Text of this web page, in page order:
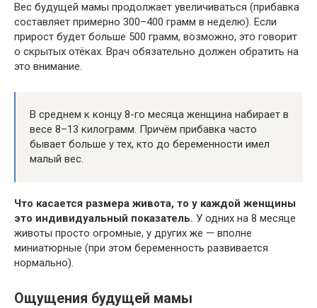
Вес будущей мамы продолжает увеличиваться (прибавка
составляет примерно 300–400 грамм в неделю). Если
прирост будет больше 500 грамм, возможно, это говорит
о скрытых отёках. Врач обязательно должен обратить на
это внимание.
В среднем к концу 8-го месяца женщина набирает в
весе 8–13 килограмм. Причём прибавка часто
бывает больше у тех, кто до беременности имел
малый вес.
Что касается размера живота, то у каждой женщины
это индивидуальный показатель. У одних на 8 месяце
животы просто огромные, у других же — вполне
миниатюрные (при этом беременность развивается
нормально).
Ощущения будущей мамы